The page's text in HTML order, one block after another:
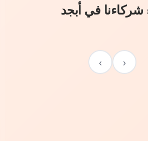
شركاءنا في أبجد
‹
›